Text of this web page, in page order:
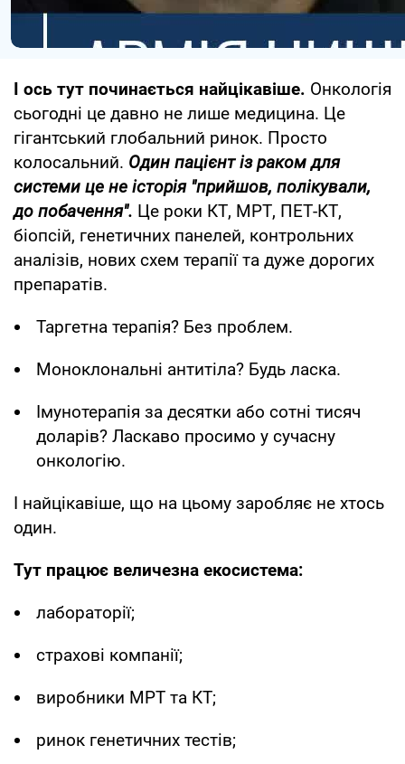
І ось тут починається найцікавіше. Онкологія
сьогодні це давно не лише медицина. Це
гігантський глобальний ринок. Просто
колосальний. Один пацієнт із раком для
системи це не історія "прийшов, полікували,
до побачення". Це роки КТ, МРТ, ПЕТ-КТ,
біопсій, генетичних панелей, контрольних
аналізів, нових схем терапії та дуже дорогих
препаратів.
Таргетна терапія? Без проблем.
Моноклональні антитіла? Будь ласка.
Імунотерапія за десятки або сотні тисяч
доларів? Ласкаво просимо у сучасну
онкологію.
І найцікавіше, що на цьому заробляє не хтось
один.
Тут працює величезна екосистема:
лабораторії;
страхові компанії;
виробники МРТ та КТ;
ринок генетичних тестів;